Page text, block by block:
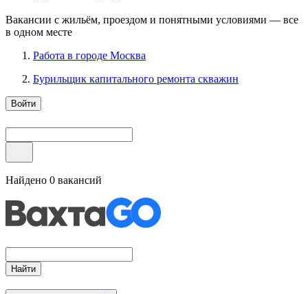
Вакансии с жильём, проездом и понятными условиями — все
в одном месте
Работа в городе Москва
Бурильщик капитального ремонта скважин
Войти
Найдено 0 вакансий
Найти